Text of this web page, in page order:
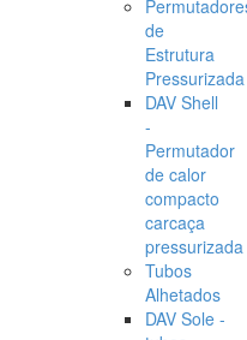
de
Estrutura
Pressurizada
DAV Shell
-
Permutador
de calor
compacto
carcaça
pressurizada
Tubos
Alhetados
DAV Sole -